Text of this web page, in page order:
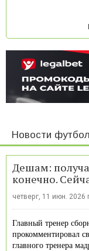
Новости
Дешам:
конечно.
четверг, 11 июн. 2026
Главный тренер
прокомментировал
главного тренера